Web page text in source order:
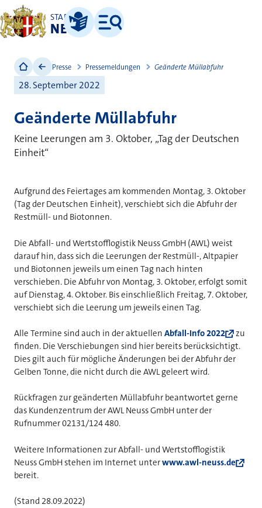
STADT
NEUSS
Leichte Sprache
Menü
Presse Pressemeldungen Geänderte Müllabfuhr
28. September 2022
Geänderte Müllabfuhr
Keine Leerungen am 3. Oktober, „Tag der Deutschen
Einheit“
Aufgrund des Feiertages am kommenden Montag, 3. Oktober
(Tag der Deutschen Einheit), verschiebt sich die Abfuhr der
Restmüll- und Biotonnen.
Die Abfall- und Wertstofflogistik Neuss GmbH (AWL) weist
darauf hin, dass sich die Leerungen der Restmüll-, Altpapier
und Biotonnen jeweils um einen Tag nach hinten
verschieben. Die Abfuhr von Montag, 3. Oktober, erfolgt somit
auf Dienstag, 4. Oktober. Bis einschließlich Freitag, 7. Oktober,
verschiebt sich die Leerung um jeweils einen Tag.
Alle Termine sind auch in der aktuellen Abfall-Info 2022
zu
finden. Die Verschiebungen sind hier bereits berücksichtigt.
Dies gilt auch für mögliche Änderungen bei der Abfuhr der
Gelben Tonne, die nicht durch die AWL geleert wird.
Rückfragen zur geänderten Müllabfuhr beantwortet gerne
das Kundenzentrum der AWL Neuss GmbH unter der
Rufnummer 02131/124 480.
Weitere Informationen zur Abfall- und Wertstofflogistik
Neuss GmbH stehen im Internet unterwww.awl-neuss.de
bereit.
(Stand 28.09.2022)